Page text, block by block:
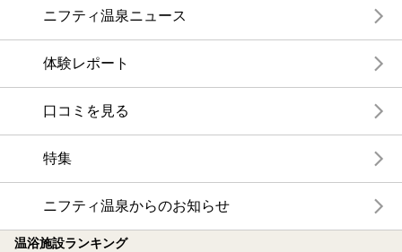
ニフティ温泉ニュース
体験レポート
口コミを見る
特集
ニフティ温泉からのお知らせ
温浴施設ランキング